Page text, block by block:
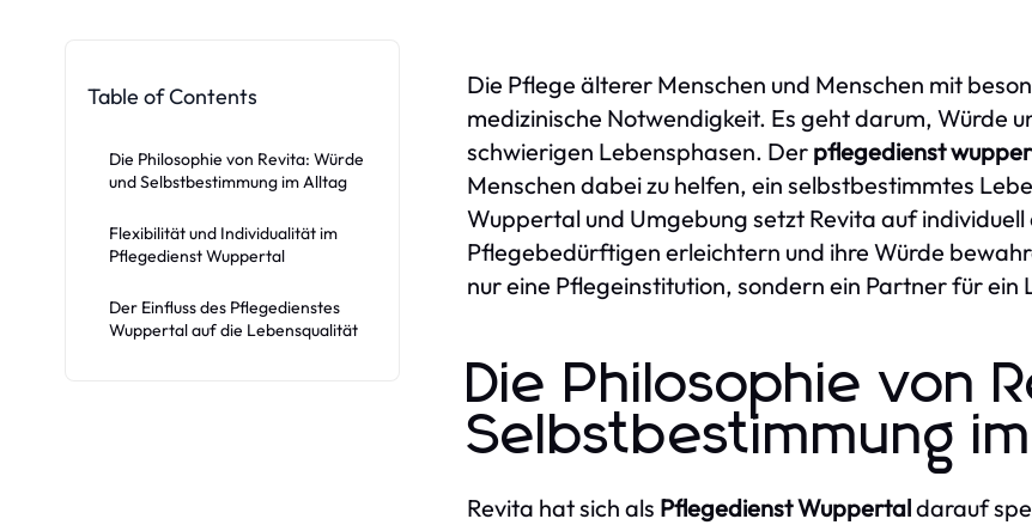
Table of Contents
Die Philosophie von Revita: Würde
und Selbstbestimmung im Alltag
Flexibilität und Individualität im
Pflegedienst Wuppertal
Der Einfluss des Pflegedienstes
Wuppertal auf die Lebensqualität
Die Pflege älterer Menschen und Menschen mit
medizinische Notwendigkeit. Es geht darum, Würde
schwierigen Lebensphasen. Der pflegedienst
Menschen dabei zu helfen, ein selbstbestimmtes
Wuppertal und Umgebung setzt Revita auf
Pflegebedürftigen erleichtern und ihre Würde
nur eine Pflegeinstitution, sondern ein Partner für ein
Die Philosophie von
Selbstbestimmung
Revita hat sich als Pflegedienst Wuppertaldarauf